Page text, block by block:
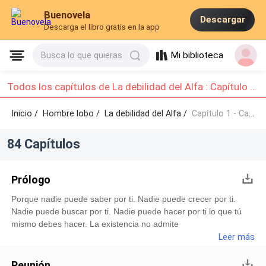
Buenovela
Descarga el libro gratis en la app
Descargar
Busca lo que quieras Mi biblioteca
Todos los capítulos de La debilidad del Alfa : Capítulo 1 - Capítulo 10
Inicio / Hombre lobo/La debilidad del Alfa / Capítulo 1 - Capítulo 10
84 Capítulos
Prólogo
Porque nadie puede saber por ti. Nadie puede crecer por ti.
Nadie puede buscar por ti. Nadie puede hacer por ti lo que tú
mismo debes hacer. La existencia no admite
representantes.Desde que tengo uso de razón solo recuerdo
recuerdo a mis padres, ni tan siquiera sé si tengo hermanos.
Leer más